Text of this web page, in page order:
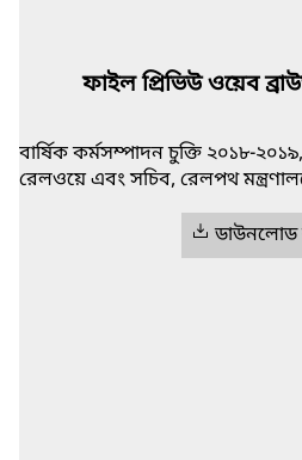
ফাইল প্রিভিউ ওয়েব
বার্ষিক কর্মসম্পাদন চুক্তি ২০১৮-
রেলওয়ে এবং সচিব, রেলপথ